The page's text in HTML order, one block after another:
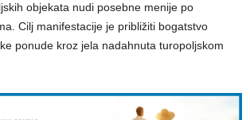
objekata nudi posebne menije po
Cilj manifestacije je približiti bogatstvo
ponude kroz jela nadahnuta turopoljskom